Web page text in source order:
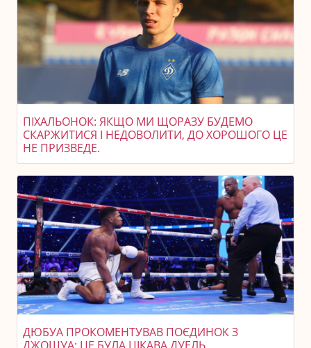
ПІХАЛЬОНОК: ЯКЩО МИ ЩОРАЗУ БУДЕМО
СКАРЖИТИСЯ І НЕДОВОЛИТИ, ДО ХОРОШОГО ЦЕ
НЕ ПРИЗВЕДЕ.
ДЮБУА ПРОКОМЕНТУВАВ ПОЄДИНОК З